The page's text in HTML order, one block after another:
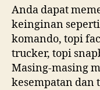
Anda dapat
keinginan
komando, topi
trucker, topi
Masing-masing
kesempatan dan